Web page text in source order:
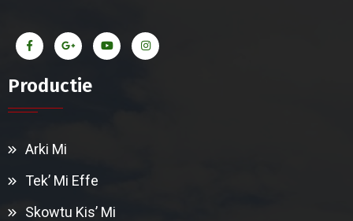
Productie
Arki Mi
Tek’ Mi Effe
Skowtu Kis’ Mi